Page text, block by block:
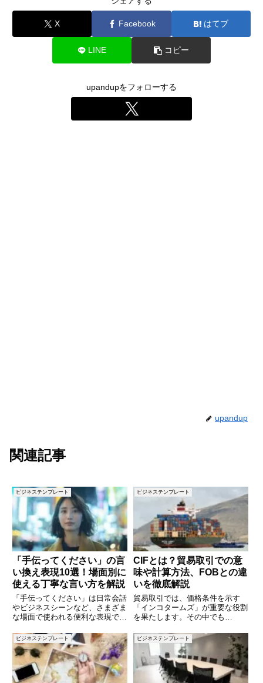
X Facebook はてブ
LINE コピー
upandupをフォローする
upandup
関連記事
ビジネステンプレート
「手伝ってください」の言
い換え表現10選！場面別に
使える丁寧な言い方を解説
「手伝ってください」は日常会話
やビジネスシーンなど、さまざま
な場面で使われる便利な表現で
っと丁寧に伝えたい」「カジュア
ルな言い方がしたい」「指示っぽ
くならないようにしたい」と感じ
ることもあるでしょう。本記事で
は
ビジネステンプレート
CIFとは？貿易取引での意
味や計算方法、FOBとの違
いを徹底解説
貿易取引では、価格条件を示す
「インコタームズ」が重要な役割
を果たします。その中でも
Freight）」は国際貿易で頻繁に
使用される用語の一つです。CIF
とは何か、具体的にどのような取
引条件な
ビジネステンプレート ビジネステンプレート